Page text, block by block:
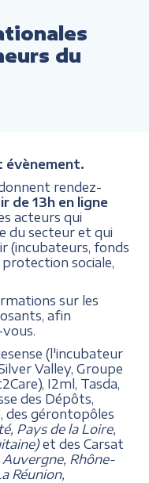
du
évènement.
rendez-
de 13h en ligne
acteurs qui
du secteur et qui
(incubateurs, fonds
sociale,
sur les
afin
(l'incubateur
Valley, Groupe
I2ml, Tasda,
des Dépôts,
des gérontopôles
Pays de la Loire,
et des Carsat
Auvergne, Rhône-
Réunion,